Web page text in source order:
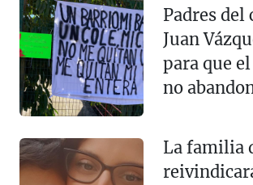
Padres del
Juan
para que
no
La familia